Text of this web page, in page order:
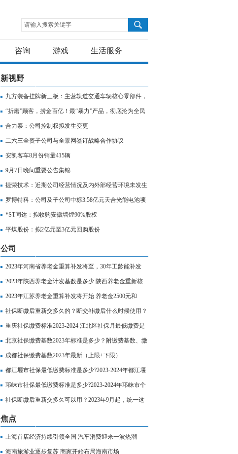
请输入搜索关键字
咨询 游戏 生活服务
新视野
九方装备挂牌新三板：主营轨道交通车辆核心零部件，
2022年净利6754万元
“折磨”顾客，捞金百亿！最“暴力”产品，彻底沦为全民
公敌
合力泰：公司控制权拟发生变更
二六三全资子公司与全景网签订战略合作协议
安凯客车8月份销量415辆
9月7日晚间重要公告集锦
捷荣技术：近期公司经营情况及内外部经营环境未发生
重大变化
罗博特科：公司及子公司中标3.58亿元天合光能电池项
目
*ST同达：拟收购安徽墙煌90%股权
平煤股份：拟2亿元至3亿元回购股份
公司
2023年河南省养老金重算补发将至，30年工龄能补发
1800元吗？看看
2023年陕西养老金计发基数是多少 陕西养老金重新核
算并补发将开始
2023年江苏养老金重算补发将开始 养老金2500元和
6500元补发多少？
社保断缴后重新交多久的？断交补缴后什么时候使用？
重庆社保缴费标准2023-2024 江北区社保月最低缴费是
多少（附数据）
北京社保缴费基数2023年标准是多少？附缴费基数、缴
费比例
成都社保缴费基数2023年最新（上限+下限）
都江堰市社保最低缴费标准是多少?2023-2024年都江堰
市个人社保一个月交多少钱?
邛崃市社保最低缴费标准是多少?2023-2024年邛崃市个
人社保一个月交多少钱?
社保断缴后重新交多久可以用？2023年9月起，统一这
样处理
焦点
上海首店经济持续引领全国 汽车消费迎来一波热潮
海南旅游业逐步复苏 商家开始布局海南市场